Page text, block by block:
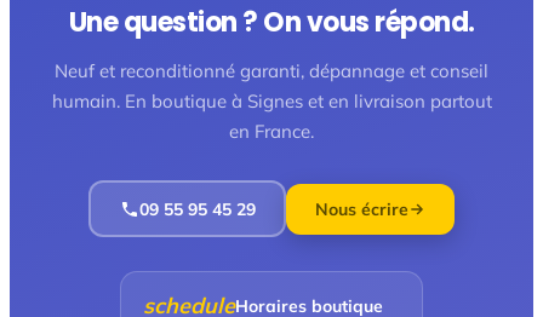
Une question ? On vous répond.
Neuf et reconditionné garanti, dépannage et conseil
humain. En boutique à Signes et en livraison partout
en France.
09 55 95 45 29 Nous écrire
scheduleHoraires boutique